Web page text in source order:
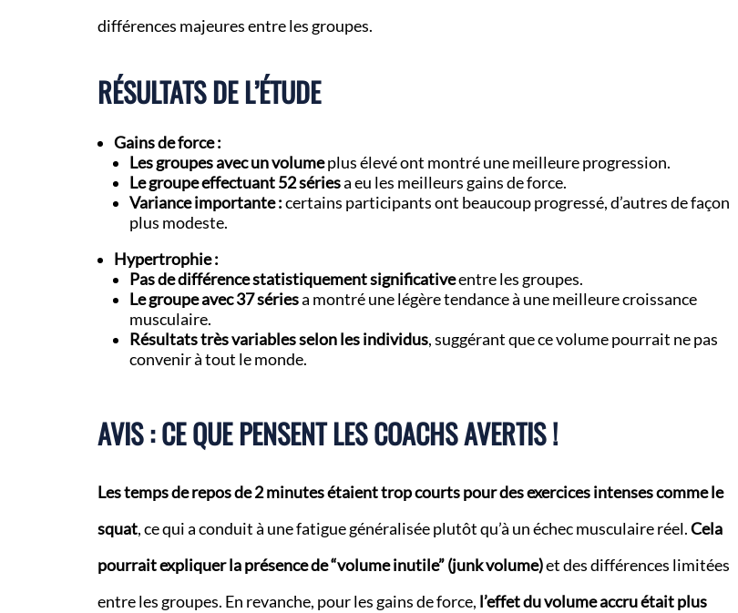
différences majeures entre les groupes.
RÉSULTATS DE L’ÉTUDE
Gains de force :
Les groupes avec un volumeplus élevé ont montré une meilleure progression.
Le groupe effectuant 52 sériesa eu les meilleurs gains de force.
Variance importante :certains participants ont beaucoup progressé, d’autres de façon
plus modeste.
Hypertrophie :
Pas de différence statistiquement significativeentre les groupes.
Le groupe avec 37 sériesa montré une légère tendance à une meilleure croissance
musculaire.
Résultats très variables selon les individus, suggérant que ce volume pourrait ne pas
convenir à tout le monde.
AVIS : CE QUE PENSENT LES COACHS AVERTIS !
Les temps de repos de 2 minutes étaient trop courts pour des exercices intenses comme le
squat, ce qui a conduit à une fatigue généralisée plutôt qu’à un échec musculaire réel.Cela
pourrait expliquer la présence de “volume inutile” (junk volume)et des différences limitées
entre les groupes. En revanche, pour les gains de force, l’effet du volume accru était plus